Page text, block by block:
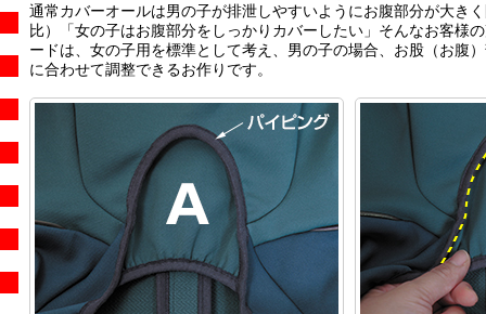
通常カバーオールは男の子が排泄しやすいようにお腹部分が大き
比）「女の子はお腹部分をしっかりカバーしたい」そんなお客様
ードは、女の子用を標準として考え、男の子の場合、お股（お腹
に合わせて調整できるお作りです。